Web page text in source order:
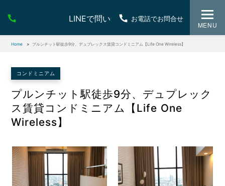
MENU
Home プルンチット駅徒歩9分、デュプレックス賃貸コンドミニアム【Life One Wireless】
コンドミニアム
プルンチット駅徒歩9分、デュプレック
ス賃貸コンドミニアム【Life One
Wireless】
LINEで問い合わせお電話でお問合せ